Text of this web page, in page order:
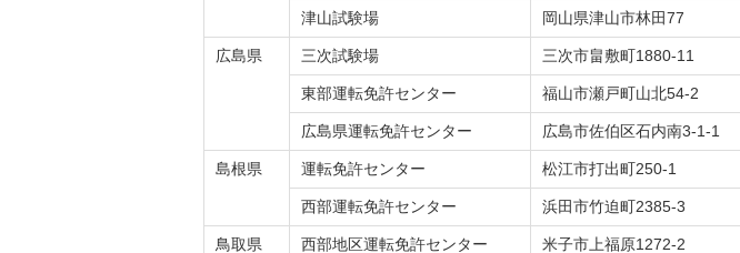
津山試験場 岡山県津山市林田77
広島県 三次試験場 三次市畠敷町1880-11
東部運転免許センター 福山市瀬戸町山北54-2
広島県運転免許センター 広島市佐伯区石内南3-1-1
島根県 運転免許センター 松江市打出町250-1
西部運転免許センター 浜田市竹迫町2385-3
鳥取県 西部地区運転免許センター 米子市上福原1272-2